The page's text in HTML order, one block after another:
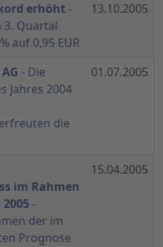
erhöht -
3. Quartal
auf 0,95 EUR
13.10.2005
- Die
Jahres 2004
die
01.07.2005
im Rahmen
-
der im
Prognose
15.04.2005